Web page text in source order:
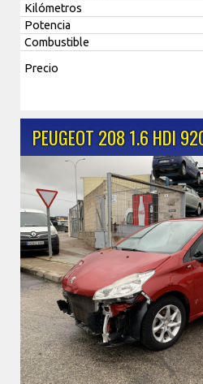
Kilómetros
Potencia
Combustible
Precio
PEUGEOT 208 1.6 HDI